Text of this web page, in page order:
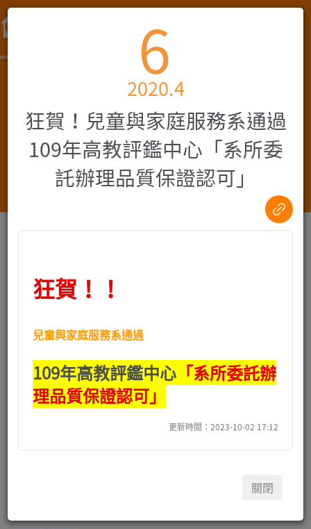
跳
到
主
要
全部公告
系所公告
榮譽榜
徵才訊息
6
2020.4
狂賀！兒童與家庭服務系通過
109年高教評鑑中心「系所委
託辦理品質保證認可」
狂賀！！
兒童與家庭服務系通過
109年高教評鑑中心 「系所委託辦
理品質保證認可」
更新時間：2023-10-02 17:12
關閉